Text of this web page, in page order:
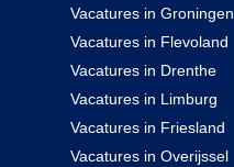
Vacatures in Groningen
Vacatures in Flevoland
Vacatures in Drenthe
Vacatures in Limburg
Vacatures in Friesland
Vacatures in Overijssel